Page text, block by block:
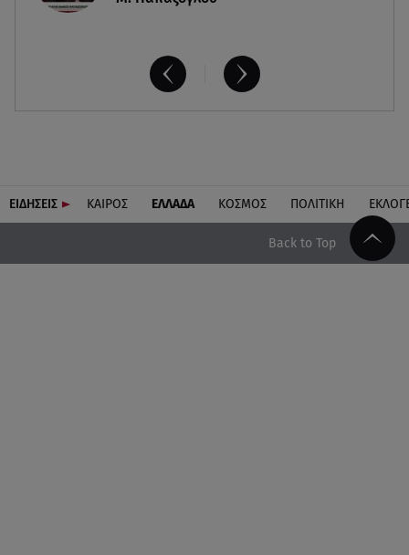
ΕΙΔΗΣΕΙΣ ΚΑΙΡΟΣ ΕΛΛΑΔΑ ΚΟΣΜΟΣ ΠΟΛΙΤΙΚΗ
Back to Top